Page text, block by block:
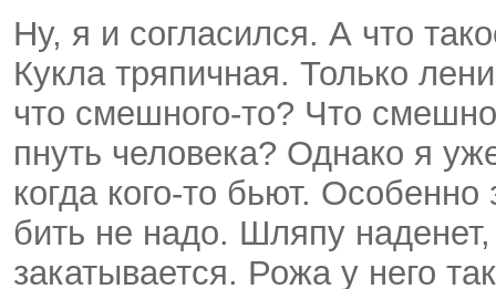
Ну, я и согласился. А что
Кукла тряпичная. Только
что смешного-то? Что
пнуть человека? Однако я
когда кого-то бьют.
бить не надо. Шляпу
закатывается. Рожа у него